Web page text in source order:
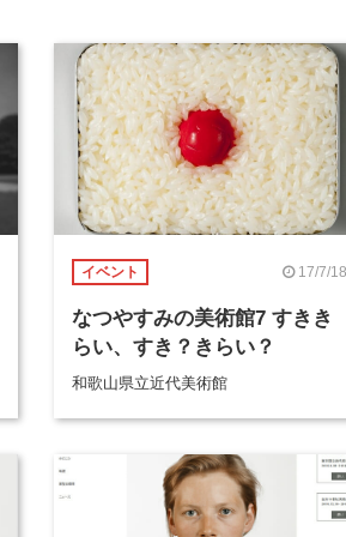
イベント 17/7/18
なつやすみの美術館7 すきき
らい、すき？きらい？
和歌山県立近代美術館